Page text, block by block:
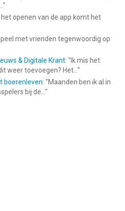
"
het openen van de app komt het
met vrienden tegenwoordig op
& Digitale Krant: " Ik mis het
weer toevoegen? Het... "
boerenleven: "Maanden ben ik al in
bij de... "